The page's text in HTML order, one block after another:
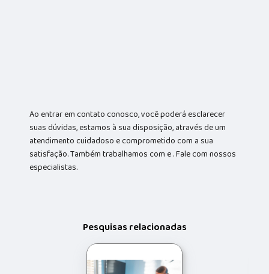
Ao entrar em contato conosco, você poderá esclarecer
suas dúvidas, estamos à sua disposição, através de um
atendimento cuidadoso e comprometido com a sua
satisfação. Também trabalhamos com e . Fale com nossos
especialistas.
Pesquisas relacionadas